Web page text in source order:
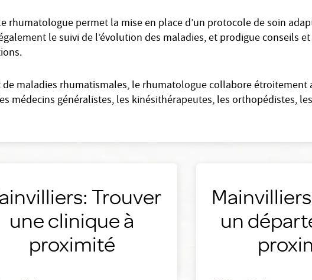
rhumatologue permet la mise en place d’un protocole de soin
le suivi de l’évolution des maladies, et prodigue conseils et
maladies rhumatismales, le rhumatologue collabore étroitement
médecins généralistes, les kinésithérapeutes, les orthopédistes, les
Trouver
une clinique à
proximité
un